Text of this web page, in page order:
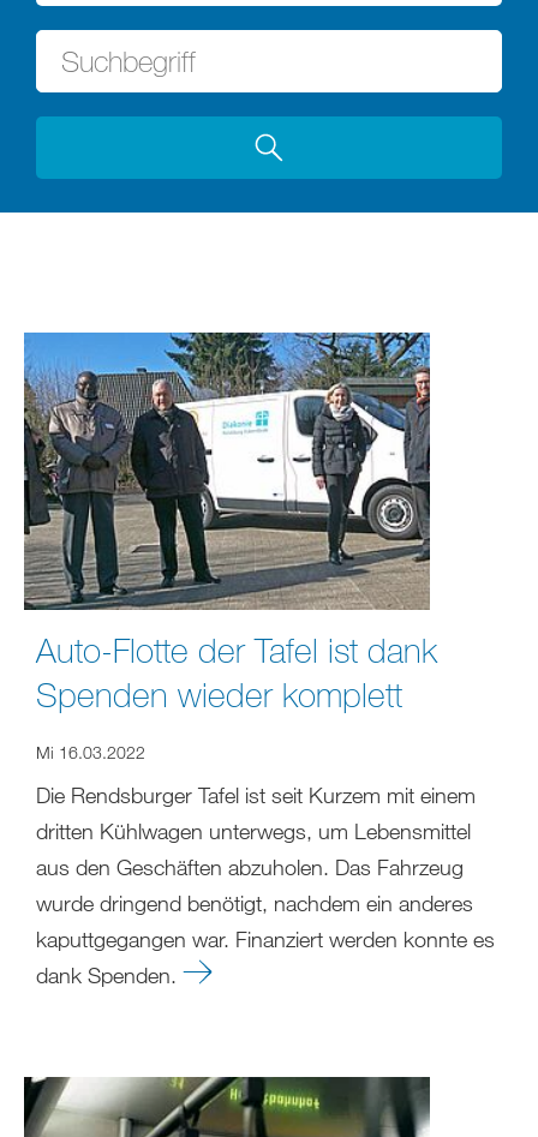
Auto-Flotte der Tafel ist dank
Spenden wieder komplett
Mi 16.03.2022
Die Rendsburger Tafel ist seit Kurzem mit einem
dritten Kühlwagen unterwegs, um Lebensmittel
aus den Geschäften abzuholen. Das Fahrzeug
wurde dringend benötigt, nachdem ein anderes
kaputtgegangen war. Finanziert werden konnte es
dank Spenden.